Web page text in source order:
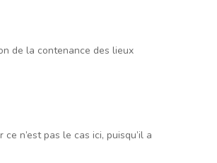
de la contenance des lieux
n’est pas le cas ici, puisqu’il a